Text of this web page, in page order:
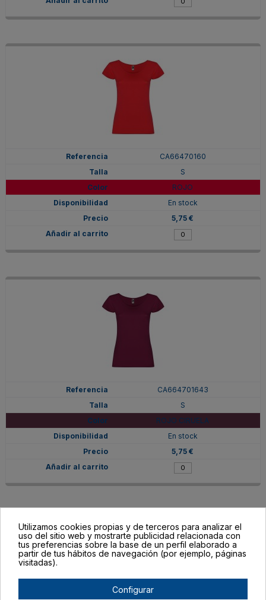
CA66470160
S
ROJO
En stock
5,75 €
CA664701643
S
ROJO CIRUELA
En stock
5,75 €
Utilizamos cookies propias y de terceros para analizar el
uso del sitio web y mostrarte publicidad relacionada con
tus preferencias sobre la base de un perfil elaborado a
partir de tus hábitos de navegación (por ejemplo, páginas
visitadas).
Configurar